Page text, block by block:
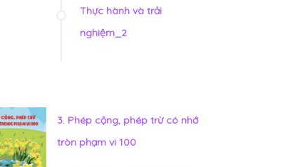
Thực hành và trải
nghiệm_2
3. Phép cộng, phép trừ có nhớ
tròn phạm vi 100